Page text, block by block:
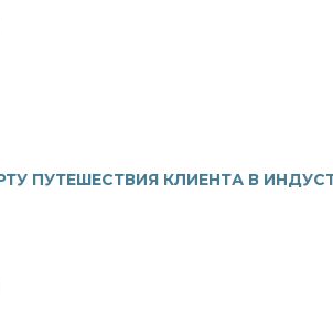
ПУТЕШЕСТВИЯ КЛИЕНТА В